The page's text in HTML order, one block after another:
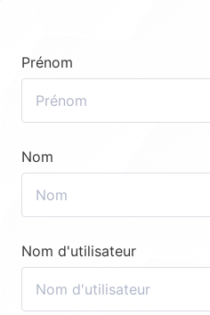
Prénom
Nom
Nom d'utilisateur